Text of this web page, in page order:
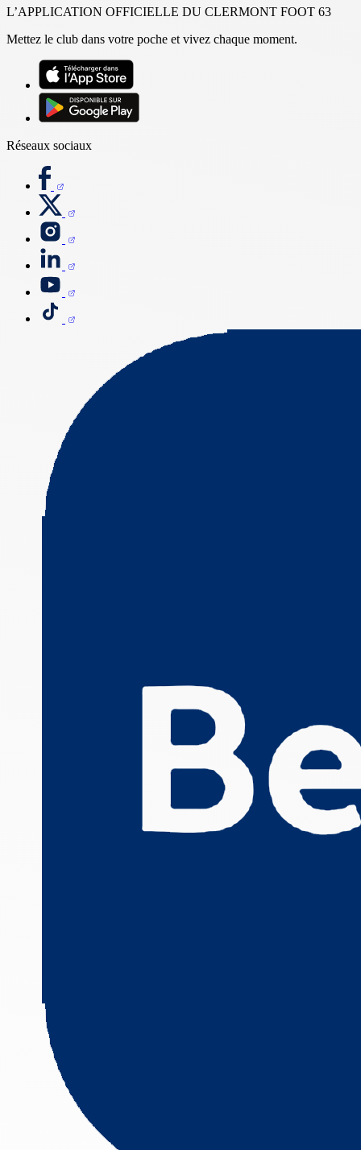
L’APPLICATION OFFICIELLE DU CLERMONT FOOT 63
Mettez le club dans votre poche et vivez chaque moment.
Réseaux sociaux